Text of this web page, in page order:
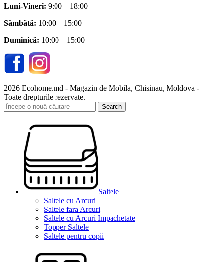
Luni-Vineri: 9:00 – 18:00
Sâmbătă: 10:00 – 15:00
Duminică: 10:00 – 15:00
2026 Ecohome.md - Magazin de Mobila, Chisinau, Moldova -
Toate drepturile rezervate.
Search
Saltele
Saltele cu Arcuri
Saltele fara Arcuri
Saltele cu Arcuri Impachetate
Topper Saltele
Saltele pentru copii